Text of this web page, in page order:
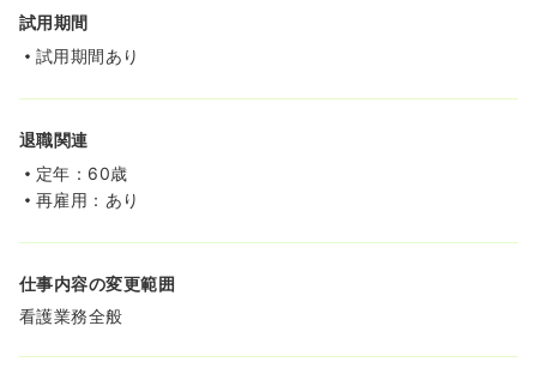
試用期間
試用期間あり
退職関連
定年：60歳
再雇用：あり
仕事内容の変更範囲
看護業務全般